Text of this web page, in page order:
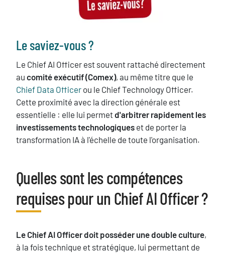
Texte
Le saviez-vous ?
Le Chief AI Officer est souvent rattaché directement
au comité exécutif (Comex), au même titre que le
Chief Data Officer ou le Chief Technology Officer.
Cette proximité avec la direction générale est
essentielle : elle lui permetd'arbitrer rapidement les
investissements technologiques et de porter la
transformation IA à l'échelle de toute l'organisation.
Titre
Quelles sont les compétences
requises pour un Chief AI Officer ?
Texte
Le Chief AI Officer doit posséder une double culture,
à la fois technique et stratégique, lui permettant de